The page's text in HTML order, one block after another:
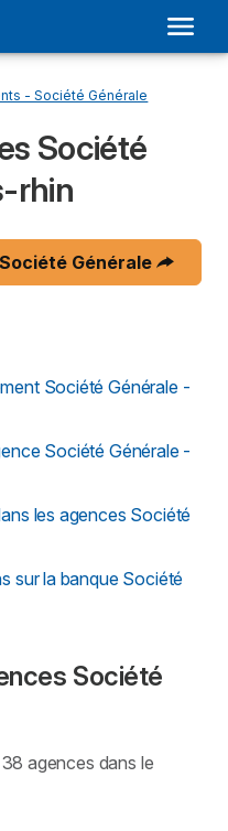
Adresse Dans Votre Ville et Avis
- Société Générale
Société
rhin
Générale
Société Générale -
Société Générale -
les agences Société
sur la banque Société
Société
agences dans le